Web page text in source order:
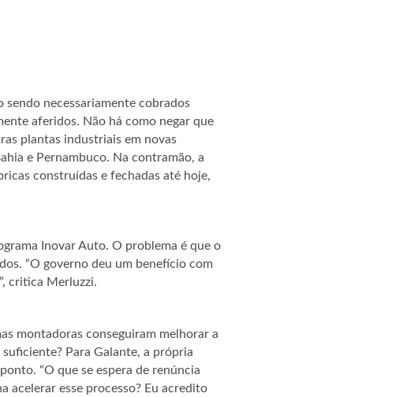
necessariamente cobrados
aferidos. Não há como negar que
plantas industriais em novas
e Pernambuco. Na contramão, a
construídas e fechadas até hoje,
Inovar Auto. O problema é que o
“O governo deu um benefício com
critica Merluzzi.
montadoras conseguiram melhorar a
Para Galante, a própria
“O que se espera de renúncia
acelerar esse processo? Eu acredito